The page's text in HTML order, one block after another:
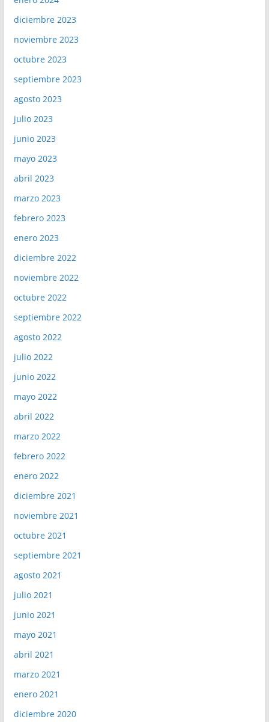
diciembre 2023
noviembre 2023
octubre 2023
septiembre 2023
agosto 2023
julio 2023
junio 2023
mayo 2023
abril 2023
marzo 2023
febrero 2023
enero 2023
diciembre 2022
noviembre 2022
octubre 2022
septiembre 2022
agosto 2022
julio 2022
junio 2022
mayo 2022
abril 2022
marzo 2022
febrero 2022
enero 2022
diciembre 2021
noviembre 2021
octubre 2021
septiembre 2021
agosto 2021
julio 2021
junio 2021
mayo 2021
abril 2021
marzo 2021
enero 2021
diciembre 2020